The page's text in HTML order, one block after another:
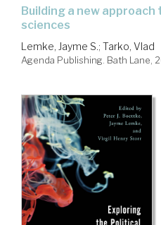
building a new approach to policy and the social
sciences
Lemke, Jayme S.; Tarko, Vlad
Agenda Publishing. Bath Lane,